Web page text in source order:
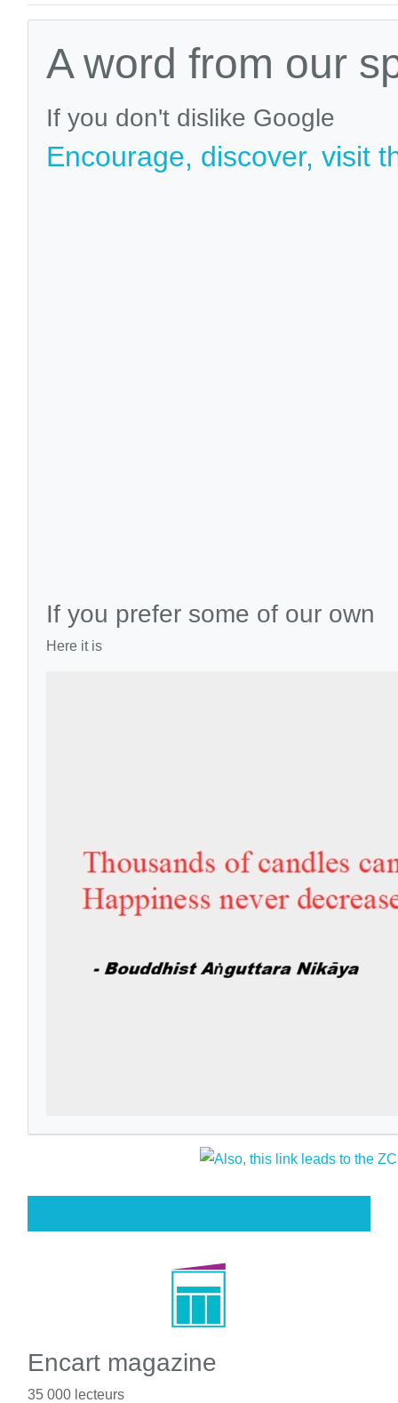
A word from our
If you don't dislike Google
Encourage, discover, visit
If you prefer some of our own
Here it is
Encart magazine
35 000 lecteurs